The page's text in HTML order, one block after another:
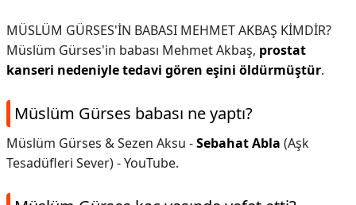
MÜSLÜM GÜRSES'İN BABASI MEHMET AKBAŞ KİMDİR?
Müslüm Gürses'in babası Mehmet Akbaş, prostat
kanseri nedeniyle tedavi gören eşini öldürmüştür.
Müslüm Gürses babası ne yaptı?
Müslüm Gürses & Sezen Aksu -Sebahat Abla (Aşk
Tesadüfleri Sever) - YouTube.